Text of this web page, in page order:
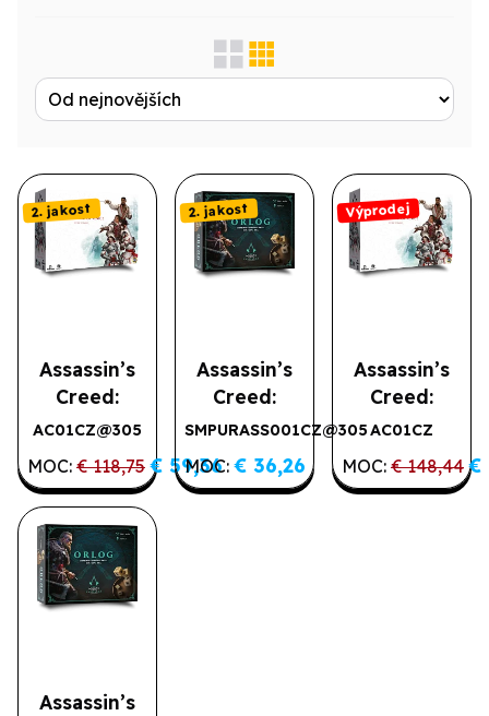
Produktová řada
Licence
Assassin’s
Creed:
Brotherhood
české
vydání (2.
jakost)
2. jakost
AC01CZ@305
2. jakost
MOC: € 118,75 € 59,36
Assassin’s
Creed:
Orlog (2.
2. jakost
SMPURASS001CZ@305
2. jakost
MOC: € 36,26
Assassin’s
Creed:
Brotherhood
české
Výprodej
AC01CZ
Výprodej
MOC: € 148,44 €
Assassin’s